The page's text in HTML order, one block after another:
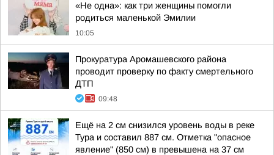
«Не одна»: как три женщины помогли
родиться маленькой Эмилии
10:05
Прокуратура Аромашевского района
проводит проверку по факту смертельного
ДТП
09:48
Ещё на 2 см снизился уровень воды в реке
Тура и составил 887 см. Отметка "опасное
явление" (850 см) в превышена на 37 см